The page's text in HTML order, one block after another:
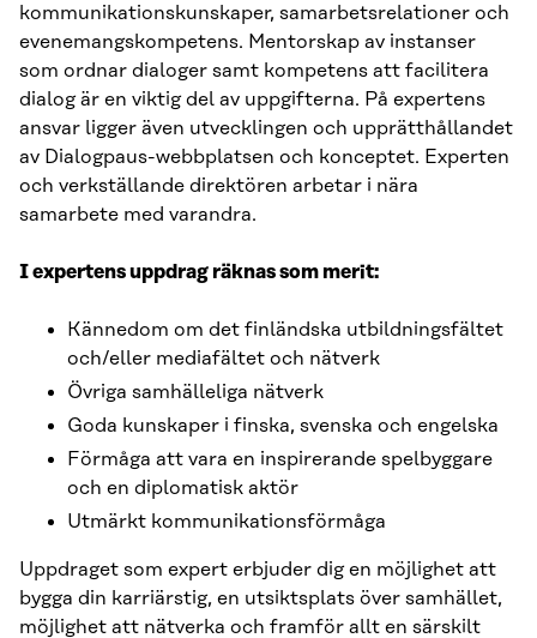
kommunikationskunskaper, samarbetsrelationer och
evenemangskompetens. Mentorskap av instanser
som ordnar dialoger samt kompetens att facilitera
dialog är en viktig del av uppgifterna. På expertens
ansvar ligger även utvecklingen och upprätthållandet
av Dialogpaus-webbplatsen och konceptet. Experten
och verkställande direktören arbetar i nära
samarbete med varandra.
I expertens uppdrag räknas som merit:
Kännedom om det finländska utbildningsfältet
och/eller mediafältet och nätverk
Övriga samhälleliga nätverk
Goda kunskaper i finska, svenska och engelska
Förmåga att vara en inspirerande spelbyggare
och en diplomatisk aktör
Utmärkt kommunikationsförmåga
Uppdraget som expert erbjuder dig en möjlighet att
bygga din karriärstig, en utsiktsplats över samhället,
möjlighet att nätverka och framför allt en särskilt